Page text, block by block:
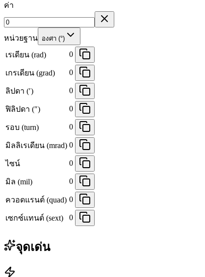
ค่า
หน่วยฐาน องศา (°)
เรเดียน (rad) 0
เกรเดียน (grad) 0
ลิปดา (′) 0
ฟิลิปดา (″) 0
รอบ (turn) 0
มิลลิเรเดียน (mrad) 0
ไซน์ 0
มิล (mil) 0
ควอดแรนต์ (quad) 0
เซกซ์แทนต์ (sext) 0
จุดเด่น